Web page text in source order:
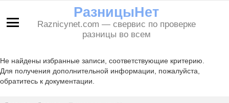
РазницыНет
Raznicynet.com — свервис по проверке
разницы во всем
Не найдены избранные записи, соответствующие критерию.
Для получения дополнительной информации, пожалуйста,
обратитесь к документации.